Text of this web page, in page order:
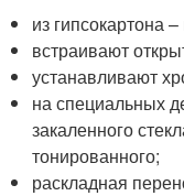
из гипсокартона
встраивают
устанавливают
на специальных
закаленного
тонированного;
раскладная